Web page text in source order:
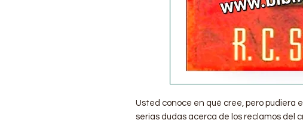
Usted conoce en qué cree, pero pudiera
serias dudas acerca de los reclamos del